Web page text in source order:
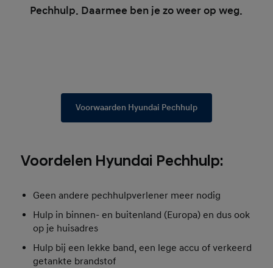
Pechhulp. Daarmee ben je zo weer op weg.
Voorwaarden Hyundai Pechhulp
Voordelen Hyundai Pechhulp:
Geen andere pechhulpverlener meer nodig
Hulp in binnen- en buitenland (Europa) en dus ook
op je huisadres
Hulp bij een lekke band, een lege accu of verkeerd
getankte brandstof